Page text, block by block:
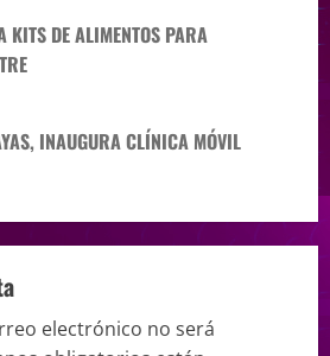
KITS DE ALIMENTOS PARA
INAUGURA CLÍNICA MÓVIL
electrónico no será